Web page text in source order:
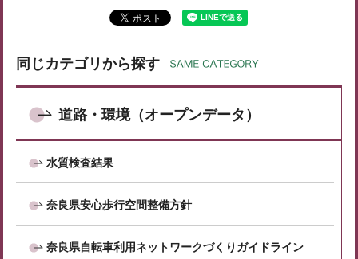
同じカテゴリから探す
道路・環境（オープンデータ）
水質検査結果
奈良県安心歩行空間整備方針
奈良県自転車利用ネットワークづくりガイドライン